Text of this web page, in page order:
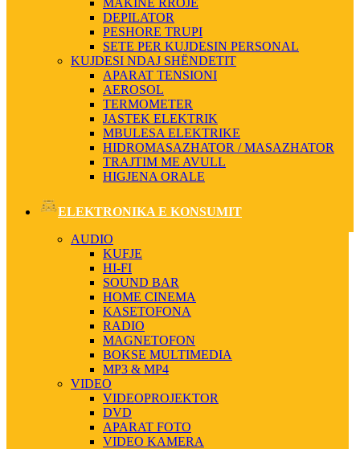
MAKINË RROJE
DEPILATOR
PESHORE TRUPI
SETE PER KUJDESIN PERSONAL
KUJDESI NDAJ SHËNDETIT
APARAT TENSIONI
AEROSOL
TERMOMETER
JASTEK ELEKTRIK
MBULESA ELEKTRIKE
HIDROMASAZHATOR / MASAZHATOR
TRAJTIM ME AVULL
HIGJENA ORALE
ELEKTRONIKA E KONSUMIT
AUDIO
KUFJE
HI-FI
SOUND BAR
HOME CINEMA
KASETOFONA
RADIO
MAGNETOFON
BOKSE MULTIMEDIA
MP3 & MP4
VIDEO
VIDEOPROJEKTOR
DVD
APARAT FOTO
VIDEO KAMERA